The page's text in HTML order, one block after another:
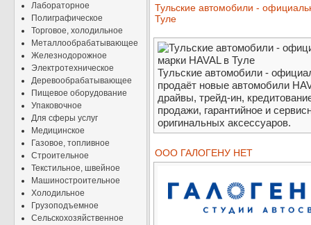
Лабораторное
Полиграфическое
Торговое, холодильное
Металлообрабатывающее
Железнодорожное
Электротехническое
Деревообрабатывающее
Пищевое оборудование
Упаковочное
Для сферы услуг
Медицинское
Газовое, топливное
Строительное
Текстильное, швейное
Машиностроительное
Холодильное
Грузоподъемное
Сельскохозяйственное
Тульские автомобили -
Туле
Тульские автомобили -
продаёт новые автомобили
драйвы, трейд-ин,
продажи, гарантийное и
оригинальных аксессуаров.
ООО ГАЛОГЕНУ НЕТ